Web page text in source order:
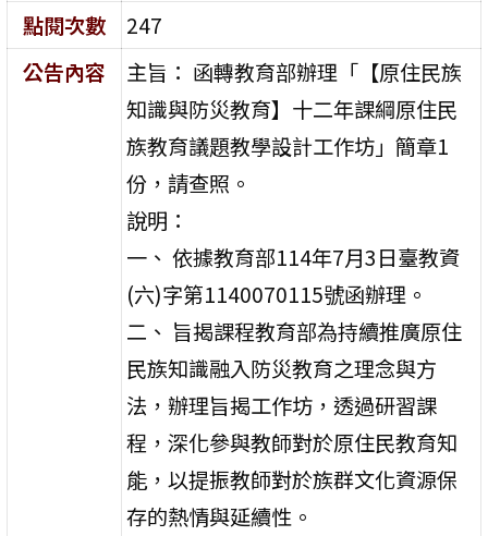
點閱次數
247
公告內容
主旨： 函轉教育部辦理「【原住民族
知識與防災教育】十二年課綱原住民
族教育議題教學設計工作坊」簡章1
份，請查照。
說明：
一、 依據教育部114年7月3日臺教資
(六)字第1140070115號函辦理。
二、 旨揭課程教育部為持續推廣原住
民族知識融入防災教育之理念與方
法，辦理旨揭工作坊，透過研習課
程，深化參與教師對於原住民教育知
能，以提振教師對於族群文化資源保
存的熱情與延續性。